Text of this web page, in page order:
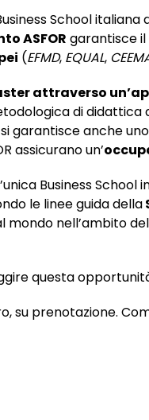
School
ASFOR garantisce
(EFMD, EQUAL,
attraverso
di
garantisce anche uno
assicurano un’
Business
le linee guida della
mondo nell’ambito
questa
su prenotazione.